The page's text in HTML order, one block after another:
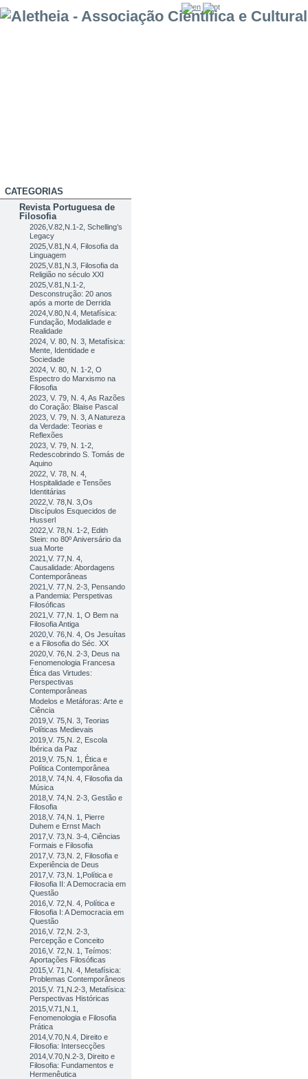
CATEGORIAS
Revista Portuguesa de
Filosofia
2026,V.82,N.1-2, Schelling’s
Legacy
2025,V.81,N.4, Filosofia da
Linguagem
2025,V.81,N.3, Filosofia da
Religião no século XXI
2025,V.81,N.1-2,
Desconstrução: 20 anos
após a morte de Derrida
2024,V.80,N.4, Metafísica:
Fundação, Modalidade e
Realidade
2024, V. 80, N. 3, Metafísica:
Mente, Identidade e
Sociedade
2024, V. 80, N. 1-2, O
Espectro do Marxismo na
Filosofia
2023, V. 79, N. 4, As Razões
do Coração: Blaise Pascal
2023, V. 79, N. 3, A Natureza
da Verdade: Teorias e
Reflexões
2023, V. 79, N. 1-2,
Redescobrindo S. Tomás de
Aquino
2022, V. 78, N. 4,
Hospitalidade e Tensões
Identitárias
2022,V. 78,N. 3,Os
Discípulos Esquecidos de
Husserl
2022,V. 78,N. 1-2, Edith
Stein: no 80º Aniversário da
sua Morte
2021,V. 77,N. 4,
Causalidade: Abordagens
Contemporâneas
2021,V. 77,N. 2-3, Pensando
a Pandemia: Perspetivas
Filosóficas
2021,V. 77,N. 1, O Bem na
Filosofia Antiga
2020,V. 76,N. 4, Os Jesuítas
e a Filosofia do Séc. XX
2020,V. 76,N. 2-3, Deus na
Fenomenologia Francesa
Ética das Virtudes:
Perspectivas
Contemporâneas
Modelos e Metáforas: Arte e
Ciência
2019,V. 75,N. 3, Teorias
Políticas Medievais
2019,V. 75,N. 2, Escola
Ibérica da Paz
2019,V. 75,N. 1, Ética e
Política Contemporânea
2018,V. 74,N. 4, Filosofia da
Música
2018,V. 74,N. 2-3, Gestão e
Filosofia
2018,V. 74,N. 1, Pierre
Duhem e Ernst Mach
2017,V. 73,N. 3-4, Ciências
Formais e Filosofia
2017,V. 73,N. 2, Filosofia e
Experiência de Deus
2017,V. 73,N. 1,Política e
Filosofia II: A Democracia em
Questão
2016,V. 72,N. 4, Política e
Filosofia I: A Democracia em
Questão
2016,V. 72,N. 2-3,
Percepção e Conceito
2016,V. 72,N. 1, Teímos:
Aportações Filosóficas
2015,V. 71,N. 4, Metafísica:
Problemas Contemporâneos
2015,V. 71,N.2-3, Metafísica:
Perspectivas Históricas
2015,V.71,N.1,
Fenomenologia e Filosofia
Prática
2014,V.70,N.4, Direito e
Filosofia: Intersecções
2014,V.70,N.2-3, Direito e
Filosofia: Fundamentos e
Hermenêutica